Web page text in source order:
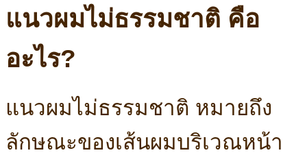
แนวผมไม่ธรรมชาติ คือ
อะไร?
แนวผมไม่ธรรมชาติ หมายถึง
ลักษณะของเส้นผมบริเวณหน้า